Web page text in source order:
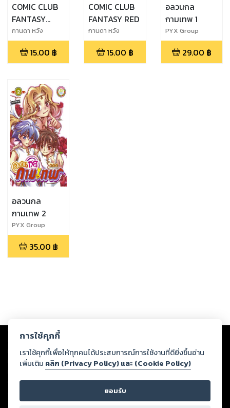
COMIC CLUB
FANTASY
BLUE
กานดา หวัง
ดี,Nair,PYX Group
15.00 ฿
COMIC CLUB
FANTASY RED
กานดา หวัง
ดี,Nair,PYX Group
15.00 ฿
อลวนกล
กามเทพ 1
PYX Group
29.00 ฿
อลวนกล
กามเทพ 2
PYX Group
35.00 ฿
Copyright © 2026
ต่อผลงานหรือเนื้อหาใดที่อัปโหลดผ่านเว็บไซต์และปรากฏว่าละเมิดสิทธิใน
ทรัพย์สินทางปัญญาของบุคคลอื่นหรือขัดต่อกฎหมายและศีลธรรม ดังนั้น ผู้อ่าน
ทุกท่านโปรดใช้วิจารณญาณในการกลั่นกรองด้วยตนเอง และหากท่านพบว่าส่วน
หนึ่งส่วนใดขัดต่อกฎหมายและศีลธรรม กรุณาแจ้งมายังบริษัท เพื่อทีมงานจะได้
ดำเนินการในทันที ทั้งนี้ ทางสตอรี่ล็อกขอสงวนลิขสิทธิ์ตามพระราชบัญญัติ
ลิขสิทธิ์ พ.ศ. 2537 (ฉบับล่าสุด)
การใช้คุกกี้
เราใช้คุกกี้เพื่อให้ทุกคนได้ประสบการณ์การใช้งานที่ดียิ่งขึ้นอ่าน
เพิ่มเติม คลิก (Privacy Policy) และ (Cookie Policy)
ยอมรับ